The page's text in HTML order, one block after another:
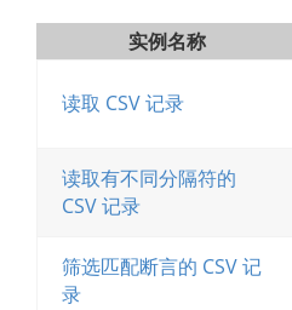
实例名称
读取 CSV 记录
读取有不同分隔符的
CSV 记录
筛选匹配断言的 CSV 记
录